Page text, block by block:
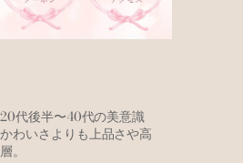
代後半〜40代の美意識
わいさよりも上品さや高
。